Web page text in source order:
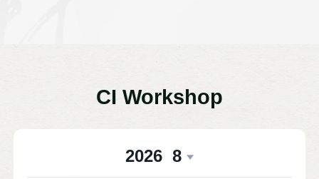
CI Workshop
2026 8